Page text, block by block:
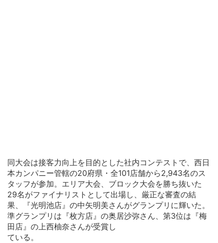
同大会は接客力向上を目的とした社内コンテストで、西日
本カンパニー管轄の20府県・全101店舗から2,943名のス
タッフが参加。エリア大会、ブロック大会を勝ち抜いた
29名がファイナリストとして出場し、厳正な審査の結
果、『光明池店』の中矢明美さんがグランプリに輝いた。
準グランプリは『枚方店』の奥居沙弥さん、第3位は『梅
田店』の上西柚奈さんが受賞し
ている。